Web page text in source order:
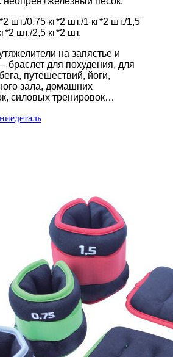
шт./0,75 кг*2 шт./1 кг*2 шт./1,5
шт./2,5 кг*2 шт.
на запястье и
браслет для похудения, для
путешествий, йоги,
зала, домашних
силовых тренировок…
деталь